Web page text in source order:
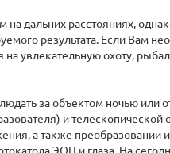
расстояниях, однако
результата. Если Вам
увлекательную охоту,
за объектом ночью или
и
а также преобразовании
ЭОП и глаза. На